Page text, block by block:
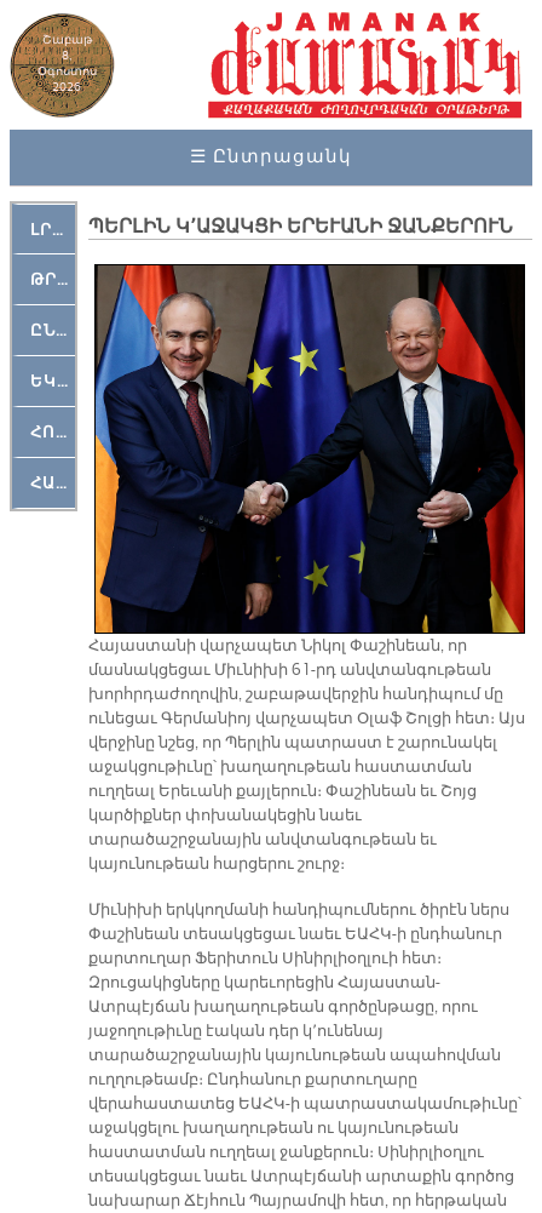
Շաբաթ
8,
Օգոստոս
2026
☰ Ընտրացանկ
ԼՐԱՀՈՍ
ԹՐՔԱՀԱՅ ԿԵԱՆՔ
ԸՆԿԵՐԱՄՇԱԿՈՒԹԱՅԻՆ
ԵԿԵՂԵՑԱԿԱՆ
ՀՈԳԵՄՏԱՒՈՐ
ՀԱՐԹԱԿ
ՊԵՐԼԻՆ Կ՚ԱՋԱԿՑԻ ԵՐԵՒԱՆԻ ՋԱՆՔԵՐՈՒՆ
Հայաստանի վարչապետ Նիկոլ Փաշինեան, որ
մասնակցեցաւ Միւնիխի 61-րդ անվտանգութեան
խորհրդաժողովին, շաբաթավերջին հանդիպում մը
ունեցաւ Գերմանիոյ վարչապետ Օլաֆ Շոլցի հետ։ Այս
վերջինը նշեց, որ Պերլին պատրաստ է շարունակել
աջակցութիւնը՝ խաղաղութեան հաստատման
ուղղեալ Երեւանի քայլերուն։ Փաշինեան եւ Շոյց
կարծիքներ փոխանակեցին նաեւ
տարածաշրջանային անվտանգութեան եւ
կայունութեան հարցերու շուրջ։
Միւնիխի երկկողմանի հանդիպումներու ծիրէն ներս
Փաշինեան տեսակցեցաւ նաեւ ԵԱՀԿ-ի ընդհանուր
քարտուղար Ֆերիտուն Սինիրլիօղլուի հետ։
Զրուցակիցները կարեւորեցին Հայաստան-
Ատրպէյճան խաղաղութեան գործընթացը, որու
յաջողութիւնը էական դեր կ՚ունենայ
տարածաշրջանային կայունութեան ապահովման
ուղղութեամբ։ Ընդհանուր քարտուղարը
վերահաստատեց ԵԱՀԿ-ի պատրաստակամութիւնը՝
աջակցելու խաղաղութեան ու կայունութեան
հաստատման ուղղեալ ջանքերուն։ Սինիրլիօղլու
տեսակցեցաւ նաեւ Ատրպէյճանի արտաքին գործոց
նախարար Ճէյհուն Պայրամովի հետ, որ հերթական